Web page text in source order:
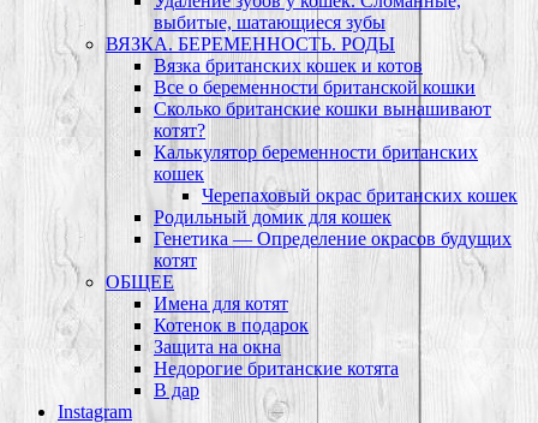
выбитые, шатающиеся зубы
ВЯЗКА. БЕРЕМЕННОСТЬ. РОДЫ
Вязка британских кошек и котов
Все о беременности британской кошки
Сколько британские кошки вынашивают
котят?
Калькулятор беременности британских
кошек
Черепаховый окрас британских кошек
Родильный домик для кошек
Генетика — Определение окрасов будущих
котят
ОБЩЕЕ
Имена для котят
Котенок в подарок
Защита на окна
Недорогие британские котята
В дар
Instagram